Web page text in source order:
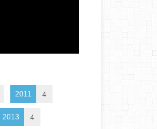
2011 4
2013 4